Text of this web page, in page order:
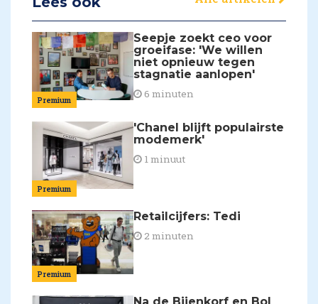
Premium
Seepje zoekt ceo voor
groeifase: 'We willen
niet opnieuw tegen
stagnatie aanlopen'
6 minuten
Premium
'Chanel blijft populairste
modemerk'
1 minuut
Premium
Retailcijfers: Tedi
2 minuten